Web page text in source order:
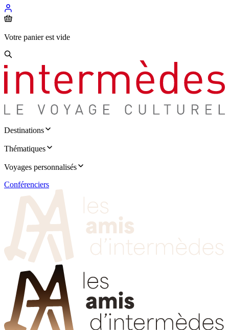
Votre panier est vide
Destinations
Thématiques
Voyages personnalisés
Conférenciers